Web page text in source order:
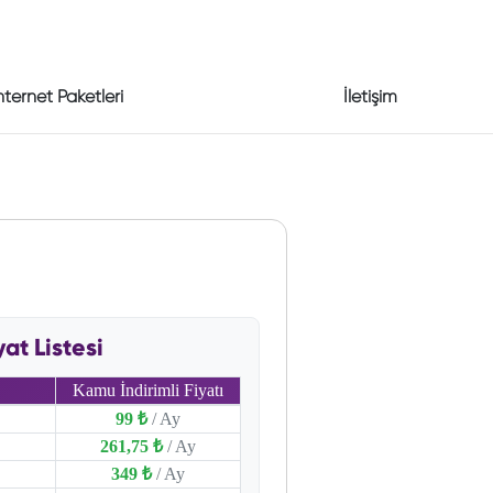
Paketleri İletişim
Listesi
Kamu İndirimli Fiyatı
99 ₺ / Ay
261,75 ₺ / Ay
349 ₺ / Ay